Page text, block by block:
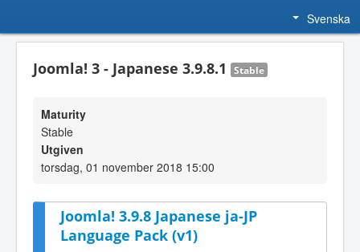
Svenska
Joomla! 3 - Japanese 3.9.8.1 Stable
Maturity
Stable
Utgiven
torsdag, 01 november 2018 15:00
Joomla! 3.9.8 Japanese ja-JP
Language Pack (v1)